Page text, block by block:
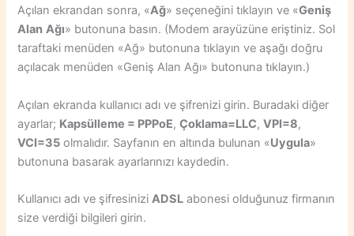
Açılan ekrandan sonra, «Ağ» seçeneğini tıklayın ve «Geniş
Alan Ağı» butonuna basın. (Modem arayüzüne eriştiniz. Sol
taraftaki menüden «Ağ» butonuna tıklayın ve aşağı doğru
açılacak menüden «Geniş Alan Ağı» butonuna tıklayın.)
Açılan ekranda kullanıcı adı ve şifrenizi girin. Buradaki diğer
ayarlar; Kapsülleme = PPPoE,Çoklama=LLC,VPI=8,
VCI=35 olmalıdır. Sayfanın en altında bulunan «Uygula»
butonuna basarak ayarlarınızı kaydedin.
Kullanıcı adı ve şifresiniziADSL abonesi olduğunuz firmanın
size verdiği bilgileri girin.